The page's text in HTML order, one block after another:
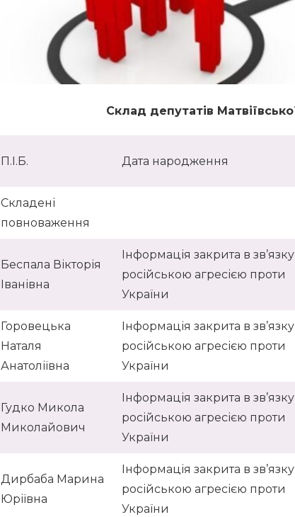
Склад депутатів
П.І.Б. Дата народження
Складені
повноваження
Беспала Вікторія
Іванівна
Інформація закрита в зв’язку
російською агресією проти
України
Горовецька
Наталя
Анатоліївна
Інформація закрита в зв’язку
російською агресією проти
України
Гудко Микола
Миколайович
Інформація закрита в зв’язку
російською агресією проти
України
Дирбаба Марина
Юріївна
Інформація закрита в зв’язку
російською агресією проти
України